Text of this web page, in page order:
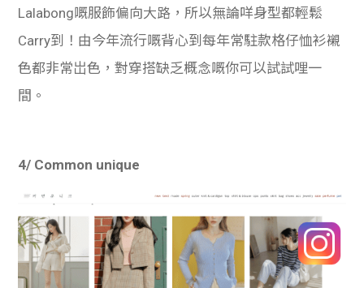
Lalabong嘅服飾偏向大路，所以無論咩身型都輕鬆
Carry到！由今年流行嘅背心到每年常駐款格仔恤衫襯
色都非常岀色，對穿搭缺乏概念嘅你可以試試哩一
間。
4/ Common unique